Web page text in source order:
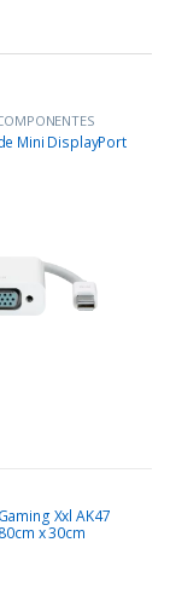
Mini DisplayPort
Xxl AK47
x 30cm